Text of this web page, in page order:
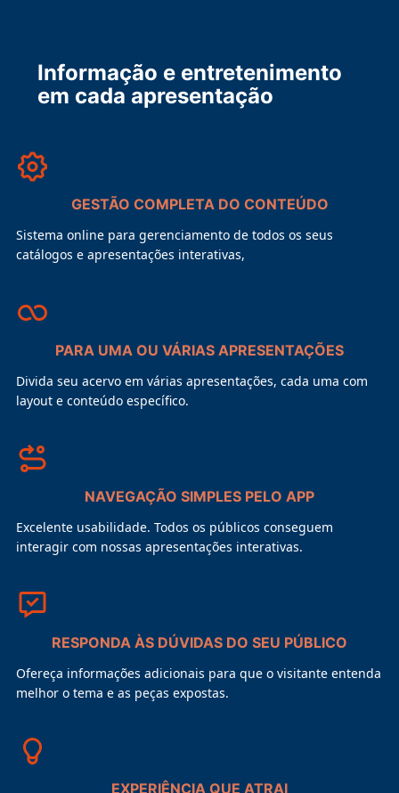
Informação e entretenimento
em cada apresentação
GESTÃO COMPLETA DO CONTEÚDO
Sistema online para gerenciamento de todos os seus
catálogos e apresentações interativas,
PARA UMA OU VÁRIAS APRESENTAÇÕES
Divida seu acervo em várias apresentações, cada uma com
layout e conteúdo específico.
NAVEGAÇÃO SIMPLES PELO APP
Excelente usabilidade. Todos os públicos conseguem
interagir com nossas apresentações interativas.
RESPONDA ÀS DÚVIDAS DO SEU PÚBLICO
Ofereça informações adicionais para que o visitante entenda
melhor o tema e as peças expostas.
EXPERIÊNCIA QUE ATRAI